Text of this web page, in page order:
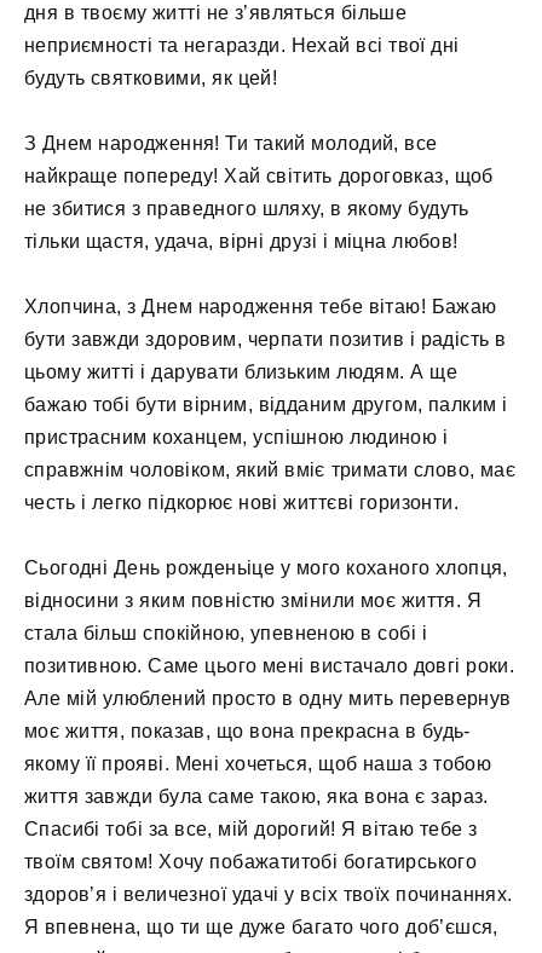
дня в твоєму житті не з’являться більше
неприємності та негаразди. Нехай всі твої дні
будуть святковими, як цей!
З Днем народження! Ти такий молодий, все
найкраще попереду! Хай світить дороговказ, щоб
не збитися з праведного шляху, в якому будуть
тільки щастя, удача, вірні друзі і міцна любов!
Хлопчина, з Днем народження тебе вітаю! Бажаю
бути завжди здоровим, черпати позитив і радість в
цьому житті і дарувати близьким людям. А ще
бажаю тобі бути вірним, відданим другом, палким і
пристрасним коханцем, успішною людиною і
справжнім чоловіком, який вміє тримати слово, має
честь і легко підкорює нові життєві горизонти.
Сьогодні День рожденьіце у мого коханого хлопця,
відносини з яким повністю змінили моє життя. Я
стала більш спокійною, упевненою в собі і
позитивною. Саме цього мені вистачало довгі роки.
Але мій улюблений просто в одну мить перевернув
моє життя, показав, що вона прекрасна в будь-
якому її прояві. Мені хочеться, щоб наша з тобою
життя завжди була саме такою, яка вона є зараз.
Спасибі тобі за все, мій дорогий! Я вітаю тебе з
твоїм святом! Хочу побажатитобі богатирського
здоров’я і величезної удачі у всіх твоїх починаннях.
Я впевнена, що ти ще дуже багато чого доб’єшся,